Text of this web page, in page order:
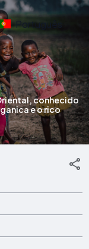
Português
conhecido
e o rico